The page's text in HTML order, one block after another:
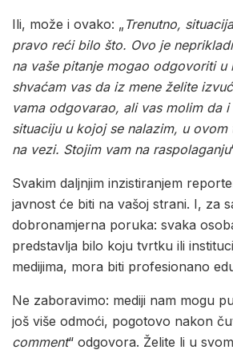
Ili, može i ovako: „ Trenutno,
pravo reći bilo što. Ovo je
na vaše pitanje mogao odgovoriti u
shvaćam vas da iz mene želite
vama odgovarao, ali vas molim da
situaciju u kojoj se nalazim, u ovom
na vezi. Stojim vam na raspolaganju
Svakim daljnjim inzistiranjem
javnost će biti na vašoj strani. I, za
dobronamjerna poruka: svaka
predstavlja bilo koju tvrtku ili
medijima, mora biti profesionano
Ne zaboravimo: mediji nam mogu
još više odmoći, pogotovo nakon
comment“ odgovora. Želite li u